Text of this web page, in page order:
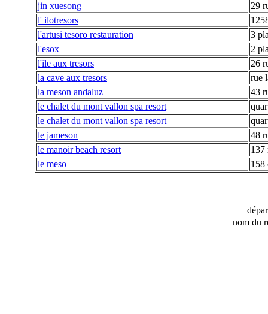
jin xuesong
29
l' ilotresors
l'artusi tesoro restauration
3
l'esox
2
l'ile aux tresors
26
la cave aux tresors
rue
la meson andaluz
43
le chalet du mont vallon spa resort
le chalet du mont vallon spa resort
le jameson
48
le manoir beach resort
137
le meso
158
nom du